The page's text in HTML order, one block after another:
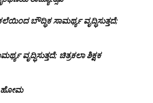
ಬೌದ್ಧಿಕ ಸಾಮರ್ಥ್ಯ ವೃದ್ಧಿಸುತ್ತದೆ;
ವೃದ್ಧಿಸುತ್ತದೆ; ಚಿತ್ರಕಲಾ ಶಿಕ್ಷಕ
ಹೋಮ